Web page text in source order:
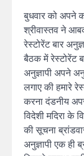
बुधवार को अपने
श्रीवास्तव ने
रेस्टोरेंट बार
बैठक में रेस्टोरेंट
अनुज्ञापी अपने
लगाए की हमारे
करना दंडनीय
विदेशी मदिरा के
की सूचना
अनुज्ञापी एक